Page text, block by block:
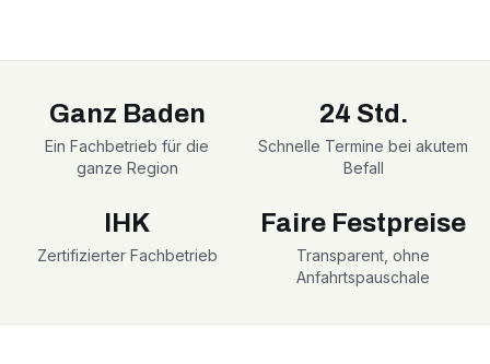
Ganz Baden
Ein Fachbetrieb für die
ganze Region
24 Std.
Schnelle Termine bei akutem
Befall
IHK
Zertifizierter Fachbetrieb
Faire Festpreise
Transparent, ohne
Anfahrtspauschale